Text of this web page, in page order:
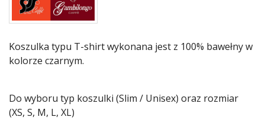
Koszulka typu T-shirt wykonana jest z 100% bawełny w
kolorze czarnym.
Do wyboru typ koszulki (Slim / Unisex) oraz rozmiar
(XS, S, M, L, XL)